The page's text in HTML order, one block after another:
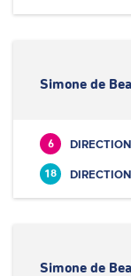
Simone de
6 DIRECTION
18 DIRECTION
Simone de